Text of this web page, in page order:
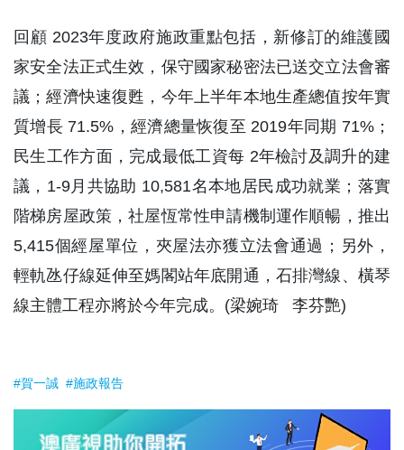
回顧 2023年度政府施政重點包括，新修訂的維護國
家安全法正式生效，保守國家秘密法已送交立法會審
議；經濟快速復甦，今年上半年本地生產總值按年實
質增長 71.5%，經濟總量恢復至 2019年同期 71%；
民生工作方面，完成最低工資每 2年檢討及調升的建
議，1-9月共協助 10,581名本地居民成功就業；落實
階梯房屋政策，社屋恆常性申請機制運作順暢，推出
5,415個經屋單位，夾屋法亦獲立法會通過；另外，
輕軌氹仔線延伸至媽閣站年底開通，石排灣線、橫琴
線主體工程亦將於今年完成。(梁婉琦 李芬艷)
#賀一誠 #施政報告